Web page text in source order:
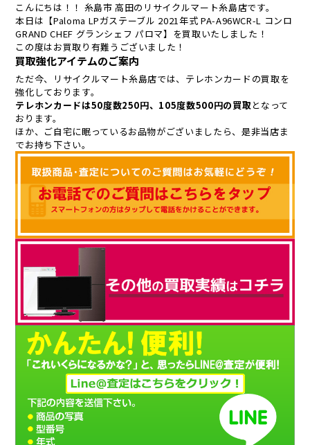
こんにちは！！ 糸島市 高田のリサイクルマート糸島店です。
本日は【Paloma LPガステーブル 2021年式 PA-A96WCR-L コンロ
GRAND CHEF グランシェフ パロマ】を買取いたしました！
この度はお買取り有難うございました！
買取強化アイテムのご案内
ただ今、リサイクルマート糸島店では、テレホンカードの買取を
強化しております。
テレホンカードは50度数250円、105度数500円の買取となって
おります。
ほか、ご自宅に眠っているお品物がございましたら、是非当店ま
でお持ち下さい。